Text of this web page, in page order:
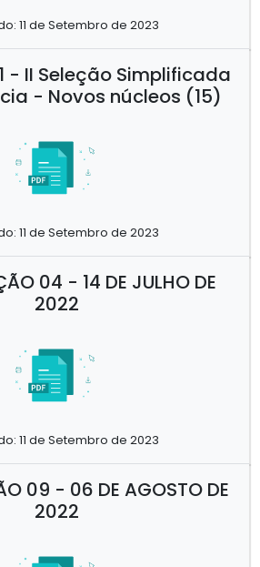
11 de Setembro de 2023
- II Seleção Simplificada
- Novos núcleos (15)
11 de Setembro de 2023
04 - 14 DE JULHO DE
2022
11 de Setembro de 2023
09 - 06 DE AGOSTO DE
2022